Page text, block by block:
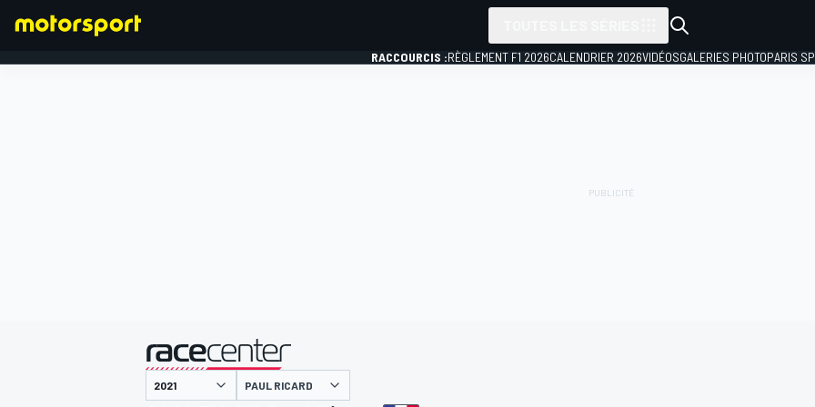
RACCOURCIS :RÈGLEMENT F1 2026CALENDRIER 2026VIDÉOSGALERIES PHOTOPARIS
présenté par
PAUL RICARD